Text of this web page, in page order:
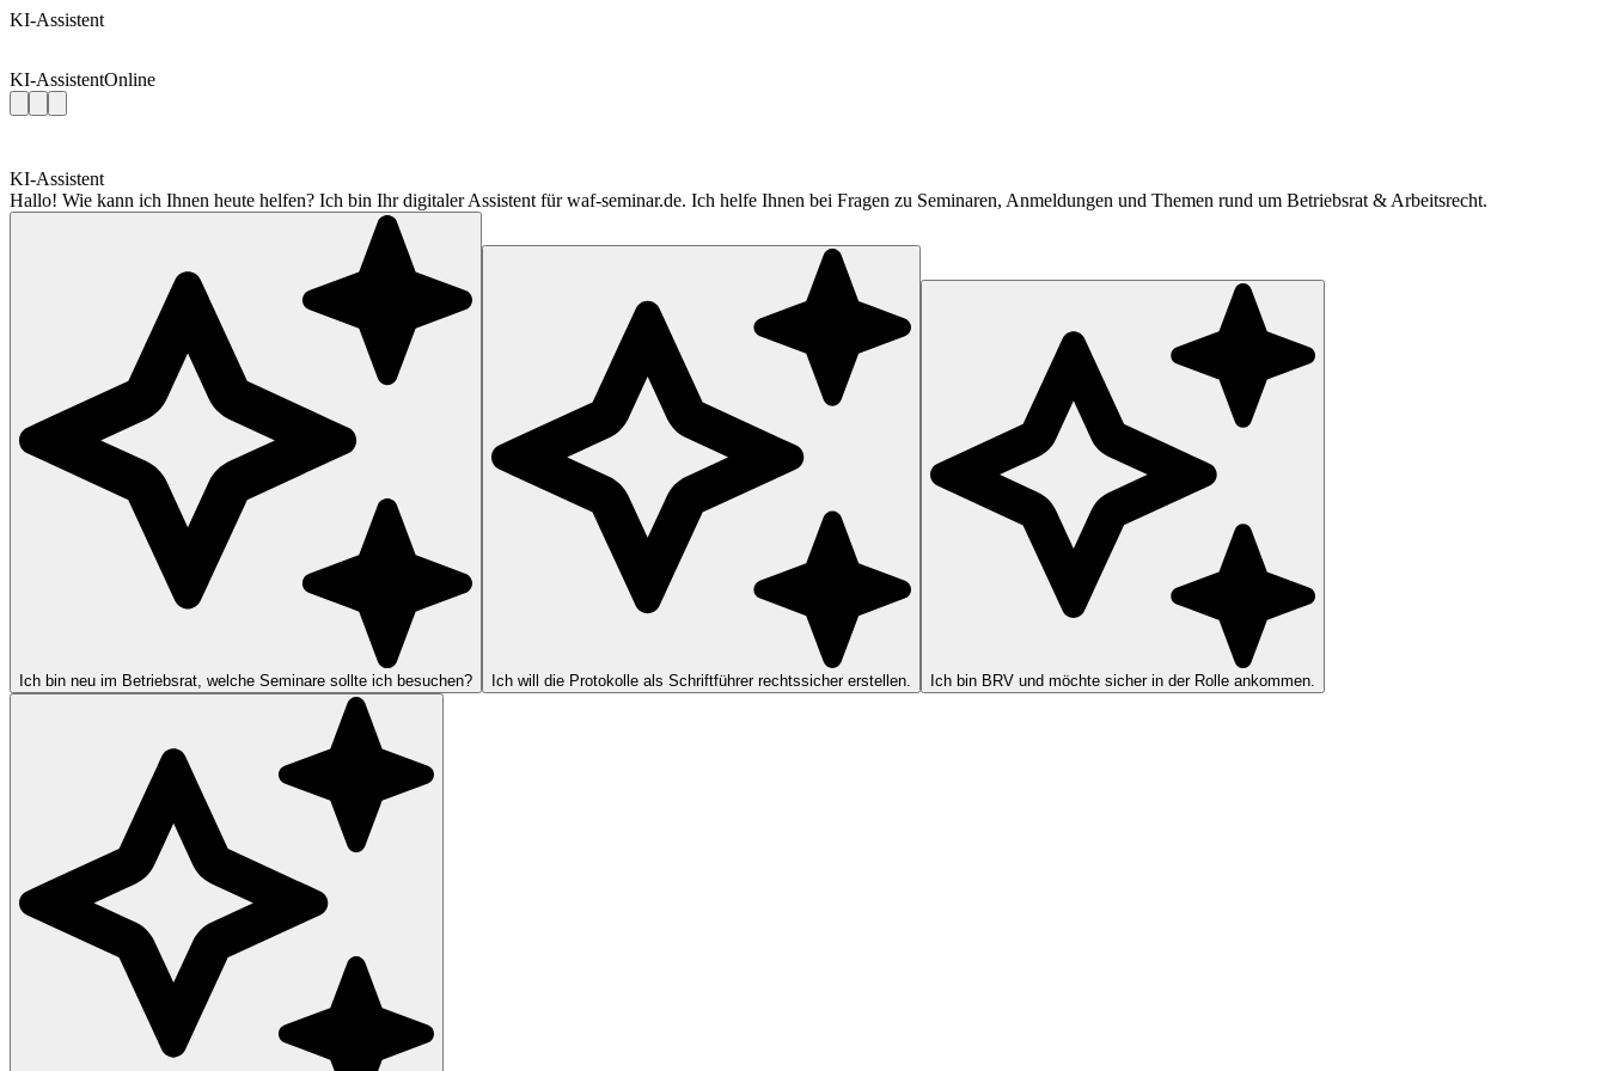
KI-Assistent
KI-AssistentOnline
KI-Assistent
Hallo! Wie kann ich Ihnen heute helfen? Ich bin Ihr digitaler Assistent für waf-seminar.de. Ich helfe Ihnen bei Fragen zu Seminaren, Anmeldungen und Themen rund um Betriebsrat & Arbeitsrecht.
Ich bin neu im Betriebsrat, welche Seminare sollte ich besuchen? Ich will die Protokolle als Schriftführer rechtssicher erstellen. Ich bin BRV und möchte sicher in der Rolle ankommen.